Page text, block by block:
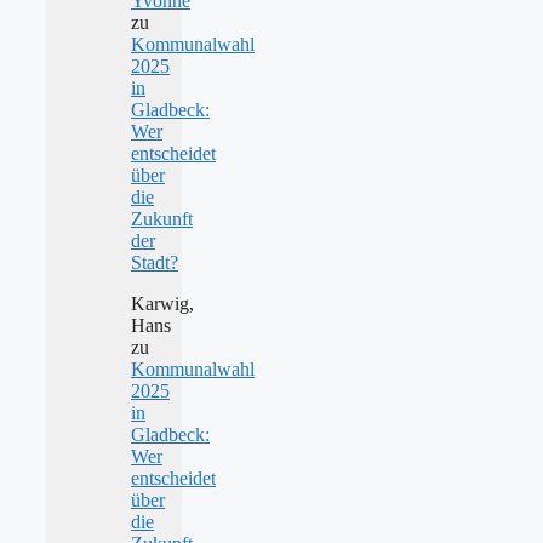
zu
Kommunalwahl
2025
in
Gladbeck:
Wer
entscheidet
über
die
Zukunft
der
Stadt?
Karwig,
Hans
zu
Kommunalwahl
2025
in
Gladbeck:
Wer
entscheidet
über
die